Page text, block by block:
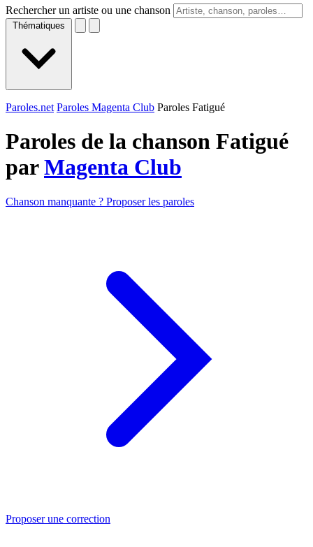
Rechercher un artiste ou une chanson
Thématiques
Paroles.net Paroles Magenta Club Paroles Fatigué
Paroles de la chanson Fatigué
parMagenta Club
Chanson manquante ? Proposer les paroles
Proposer une correction